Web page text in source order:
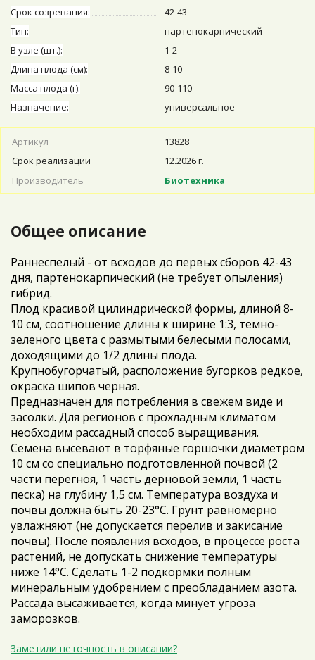
Срок созревания:
42-43
Тип:
партенокарпический
В узле (шт.):
1-2
Длина плода (см):
8-10
Масса плода (г):
90-110
Назначение:
универсальное
Артикул
13828
Срок реализации
12.2026 г.
Производитель
Биотехника
Общее описание
Раннеспелый - от всходов до первых сборов 42-43
дня, партенокарпический (не требует опыления)
гибрид.
Плод красивой цилиндрической формы, длиной 8-
10 см, соотношение длины к ширине 1:3, темно-
зеленого цвета с размытыми белесыми полосами,
доходящими до 1/2 длины плода.
Крупнобугорчатый, расположение бугорков редкое,
окраска шипов черная.
Предназначен для потребления в свежем виде и
засолки. Для регионов с прохладным климатом
необходим рассадный способ выращивания.
Семена высевают в торфяные горшочки диаметром
10 см со специально подготовленной почвой (2
части перегноя, 1 часть дерновой земли, 1 часть
песка) на глубину 1,5 см. Температура воздуха и
почвы должна быть 20-23°С. Грунт равномерно
увлажняют (не допускается перелив и закисание
почвы). После появления всходов, в процессе роста
растений, не допускать снижение температуры
ниже 14°С. Сделать 1-2 подкормки полным
минеральным удобрением с преобладанием азота.
Рассада высаживается, когда минует угроза
заморозков.
Заметили неточность в описании?